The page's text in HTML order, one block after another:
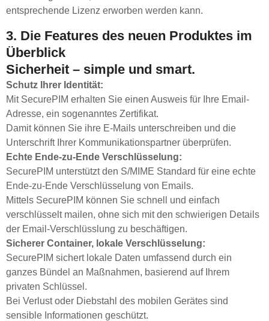
entsprechende Lizenz erworben werden kann.
3. Die Features des neuen Produktes im
Überblick
Sicherheit – simple und smart.
Schutz Ihrer Identität:
Mit SecurePIM erhalten Sie einen Ausweis für Ihre Email-
Adresse, ein sogenanntes Zertifikat.
Damit können Sie ihre E-Mails unterschreiben und die
Unterschrift Ihrer Kommunikationspartner überprüfen.
Echte Ende-zu-Ende Verschlüsselung:
SecurePIM unterstützt den S/MIME Standard für eine echte
Ende-zu-Ende Verschlüsselung von Emails.
Mittels SecurePIM können Sie schnell und einfach
verschlüsselt mailen, ohne sich mit den schwierigen Details
der Email-Verschlüsslung zu beschäftigen.
Sicherer Container, lokale Verschlüsselung:
SecurePIM sichert lokale Daten umfassend durch ein
ganzes Bündel an Maßnahmen, basierend auf Ihrem
privaten Schlüssel.
Bei Verlust oder Diebstahl des mobilen Gerätes sind
sensible Informationen geschützt.